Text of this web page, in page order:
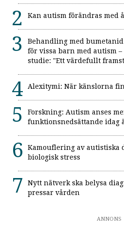
Kan autism förändras med
Behandling med
för vissa barn med autism
studie: "Ett värdefullt
Alexitymi: När känslorna
Forskning: Autism anses
funktionsnedsättande idag
Kamouflering av autistiska
biologisk stress
Nytt nätverk ska belysa
pressar vården
ANNONS